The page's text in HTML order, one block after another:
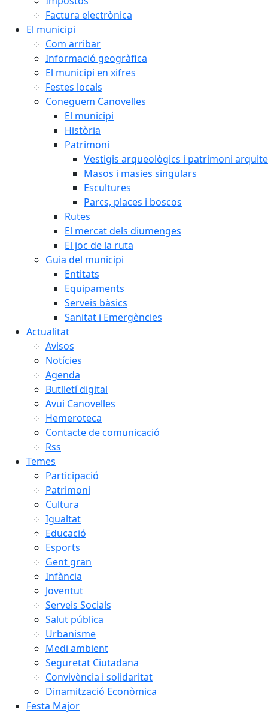
Factura electrònica
El municipi
Com arribar
Informació geogràfica
El municipi en xifres
Festes locals
Coneguem Canovelles
El municipi
Història
Patrimoni
Vestigis arqueològics i patrimoni
Masos i masies singulars
Escultures
Parcs, places i boscos
Rutes
El mercat dels diumenges
El joc de la ruta
Guia del municipi
Entitats
Equipaments
Serveis bàsics
Sanitat i Emergències
Actualitat
Avisos
Notícies
Agenda
Butlletí digital
Avui Canovelles
Hemeroteca
Contacte de comunicació
Rss
Temes
Participació
Patrimoni
Cultura
Igualtat
Educació
Esports
Gent gran
Infància
Joventut
Serveis Socials
Salut pública
Urbanisme
Medi ambient
Seguretat Ciutadana
Convivència i solidaritat
Dinamització Econòmica
Festa Major